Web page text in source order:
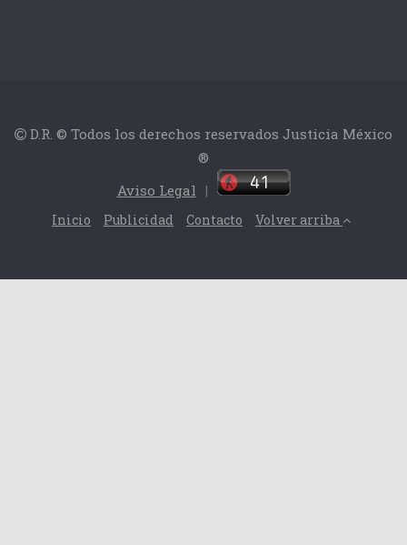
D.R. © Todos los derechos reservados Justicia México
®
Aviso Legal |
Inicio Publicidad Contacto Volver arriba